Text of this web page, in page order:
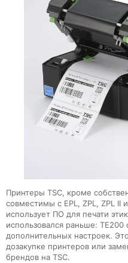
Принтеры TSC, кроме
совместимы с EPL, ZPL, ZPL II
использует ПО для печати
использовался раньше: TE200
дополнительных настроек.
дозакупке принтеров или
брендов на TSC.